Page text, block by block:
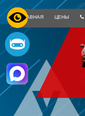
ГЛАВНАЯ ЦЕНЫ